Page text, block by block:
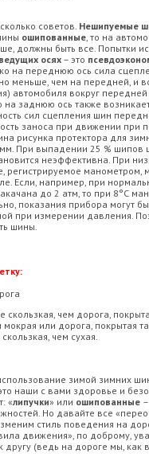
советов. Нешипуемые
ошипованные, то на
должны быть все. Попытки
осях – это
на переднюю ось сила
меньше, чем на передней, и
автомобиля вокруг
на заднюю ось также
сил сцепления шин
заноса при движении при
рисунка протектора для
При выпадении 25 % шипов
неэффективна. При
регистрируемое манометром,
Если, например, при
до 2 атм, то при 8°С
показания прибора могут
при измерении давления.
шины.
скользкая, чем дорога,
мокрая или дорога, покрытая
чем сухая.
зимой зимних
наши с вами здоровье и
«липучки» или ошипованные
Но давайте все
стиль поведения на
движения», по доброму,
другу (ведь на дороге мы, как